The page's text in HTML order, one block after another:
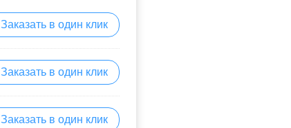
Заказать в один клик
Заказать в один клик
Заказать в один клик